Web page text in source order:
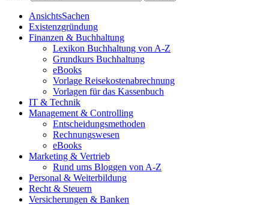
AnsichtsSachen
Existenzgründung
Finanzen & Buchhaltung
Lexikon Buchhaltung von A-Z
Grundkurs Buchhaltung
eBooks
Vorlage Reisekostenabrechnung
Vorlagen für das Kassenbuch
IT & Technik
Management & Controlling
Entscheidungsmethoden
Rechnungswesen
eBooks
Marketing & Vertrieb
Rund ums Bloggen von A-Z
Personal & Weiterbildung
Recht & Steuern
Versicherungen & Banken